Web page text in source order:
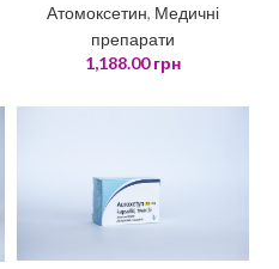
Атомоксетин, Медичні
препарати
1,188.00грн